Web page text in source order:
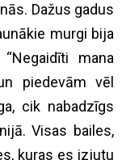
Dažus gadus
murgi bija
mana
piedevām vēl
cik nabadzīgs
Visas bailes,
kuras es izjutu